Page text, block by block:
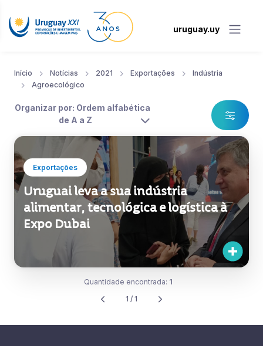
uruguay.uy
Início Notícias 2021 Exportações
Indústria
Agroecológico
Organizar por: Ordem alfabética
de A a Z
Exportações
Uruguai leva a sua indústria
alimentar, tecnológica e logística à
Expo Dubai
Quantidade encontrada: 1
1 / 1